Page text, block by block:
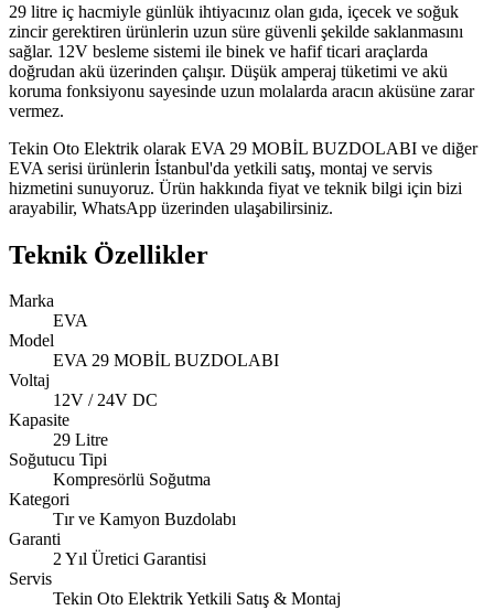
29 litre iç hacmiyle günlük ihtiyacınız olan gıda, içecek ve soğuk
zincir gerektiren ürünlerin uzun süre güvenli şekilde saklanmasını
sağlar. 12V besleme sistemi ile binek ve hafif ticari araçlarda
doğrudan akü üzerinden çalışır. Düşük amperaj tüketimi ve akü
koruma fonksiyonu sayesinde uzun molalarda aracın aküsüne zarar
vermez.
Tekin Oto Elektrik olarak EVA 29 MOBİL BUZDOLABI ve diğer
EVA serisi ürünlerin İstanbul'da yetkili satış, montaj ve servis
hizmetini sunuyoruz. Ürün hakkında fiyat ve teknik bilgi için bizi
arayabilir, WhatsApp üzerinden ulaşabilirsiniz.
Teknik Özellikler
Marka
EVA
Model
EVA 29 MOBİL BUZDOLABI
Voltaj
12V / 24V DC
Kapasite
29 Litre
Soğutucu Tipi
Kompresörlü Soğutma
Kategori
Tır ve Kamyon Buzdolabı
Garanti
2 Yıl Üretici Garantisi
Servis
Tekin Oto Elektrik Yetkili Satış & Montaj